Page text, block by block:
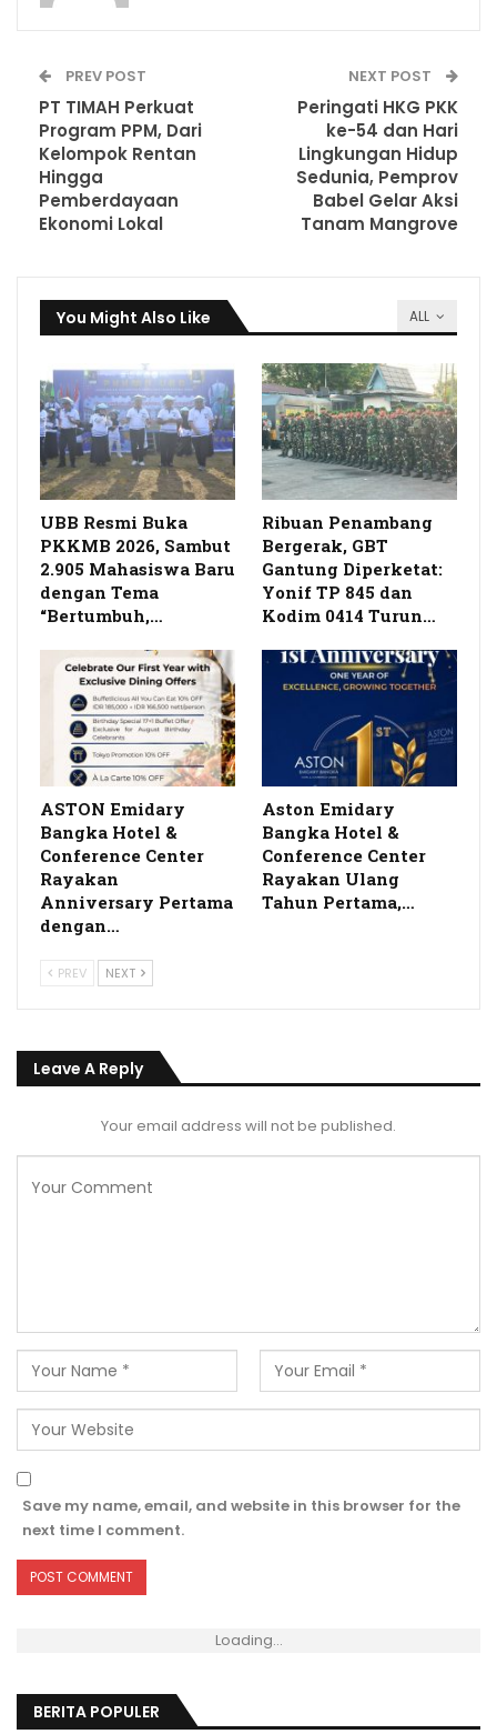
PREV POST
PT TIMAH Perkuat
Program PPM, Dari
Kelompok Rentan
Hingga
Pemberdayaan
Ekonomi Lokal
NEXT POST
Peringati HKG PKK
ke-54 dan Hari
Lingkungan Hidup
Sedunia, Pemprov
Babel Gelar Aksi
Tanam Mangrove
ALL
You Might Also Like
UBB Resmi Buka
PKKMB 2026, Sambut
2.905 Mahasiswa Baru
dengan Tema
“Bertumbuh,…
Ribuan Penambang
Bergerak, GBT
Gantung Diperketat:
Yonif TP 845 dan
Kodim 0414 Turun…
ASTON Emidary
Bangka Hotel &
Conference Center
Rayakan
Anniversary Pertama
dengan…
Aston Emidary
Bangka Hotel &
Conference Center
Rayakan Ulang
Tahun Pertama,…
PREV NEXT
Leave A Reply
Your email address will not be published.
Save my name, email, and website in this browser for the
next time I comment.
Loading...
BERITA POPULER